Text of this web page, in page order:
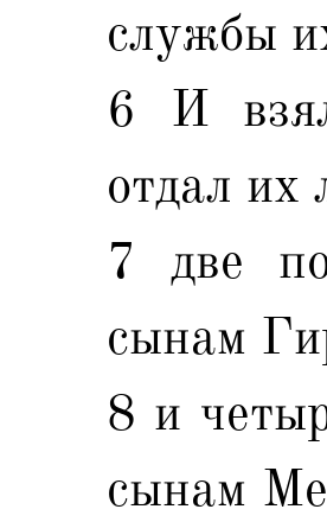
службы
6 И
отдал их
7 две
сынам
8 и
сынам